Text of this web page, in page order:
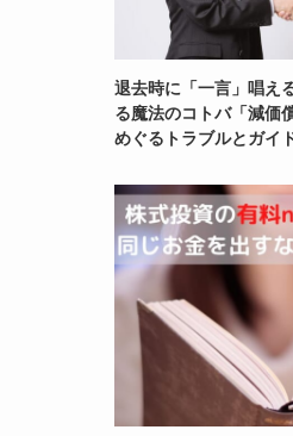
退去時に「一言」唱え
る魔法のコトバ「減価
めぐるトラブルとガイ